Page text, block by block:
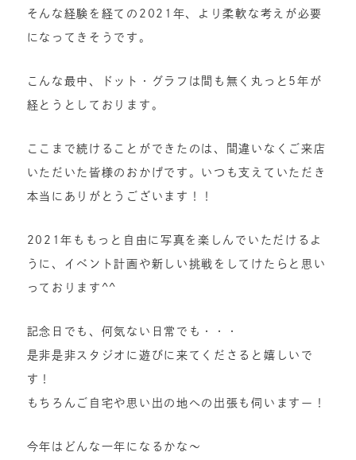
そんな経験を経ての2021年、より柔軟な考えが必要
になってきそうです。
こんな最中、ドット・グラフは間も無く丸っと5年が
経とうとしております。
ここまで続けることができたのは、間違いなくご来店
いただいた皆様のおかげです。いつも支えていただき
本当にありがとうございます！！
2021年ももっと自由に写真を楽しんでいただけるよ
うに、イベント計画や新しい挑戦をしてけたらと思い
っております^^
記念日でも、何気ない日常でも・・・
是非是非スタジオに遊びに来てくださると嬉しいで
す！
もちろんご自宅や思い出の地への出張も伺いますー！
今年はどんな一年になるかな〜